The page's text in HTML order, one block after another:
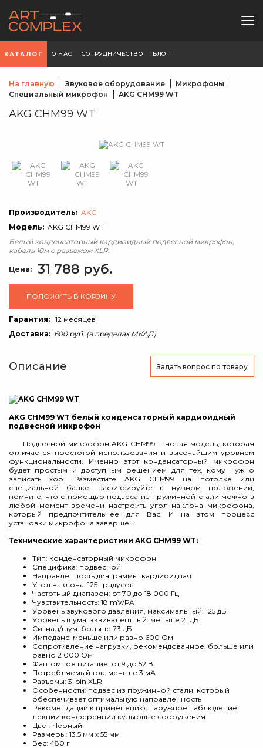
КАТАЛОГ О НАС СОТРУДНИЧЕСТВО БЛОГ
На главную Звуковое оборудование
Микрофоны
Специальный микрофон
AKG CHM99 WT
AKG CHM99 WT
Производитель: AKG
Модель: AKG CHM99 WT
Белый конденсаторный кардиоидный подвесной микрофон,
кабель 10м с разъемом XLR.
Цена: 31 788 руб.
ПОЛОЖИТЬ В КОРЗИНУ
Гарантия: 12 месяцев
Доставка: 600 руб. (в пределах МКАД)
Описание Задать вопрос по товару
AKG CHM99 WT белый конденсаторный кардиоидный
подвесной микрофон
Подвесной микрофон AKG CHM99 – новая модель, которая
отличается простотой использования и высочайшим уровнем
функциональности. Именно этот конденсаторный микрофон
будет простым и доступным решением для тех, кому нужно
записать хор. Разместите AKG CHM99 на потолке или
специальной балке, зафиксируйте в нужном положении,
помните, что с помощью подвеса из пружинной стали можно в
любой момент времени настроить угол наклона микрофона,
который предпочтительнее для Вас. И на этом процесс
установки микрофона завершен.
Технические характеристики AKG CHM99 WT:
Тип: конденсаторный микрофон
Специфика: подвесной
Направленность диаграммы: кардиоидная
Угол наклона: 125 градусов
Частотный диапазон: от 70 до 18 000 Гц
Чувствительность: 18 mV/PA
Уровень звукового давления, максимальный: 125 дБ
Уровень шума, эквивалентный: меньше 21 дБ
Сигнал/шум: больше 73 дБ
Импеданс: меньше или равно 600 Ом
Сопротивление нагрузки, рекомендованное: больше или
равно 2 000 Ом
Фантомное питание: от 9 до 52 В
Потребляемый ток: меньше 3 мА
Разъемы: 3-pin XLR
Особенности: подвес из пружинной стали, который
обеспечивает оптимальную направленность
Рекомендации к применению: наружное наблюдение
лекции конференции культовые сооружения
Цвет: Черный
Размеры: 13.5 мм х 55 мм
Вес: 480 г